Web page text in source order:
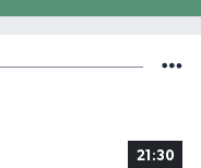
21:30